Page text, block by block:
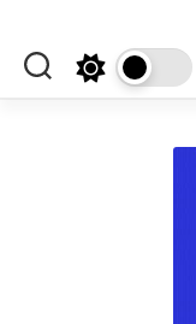
content